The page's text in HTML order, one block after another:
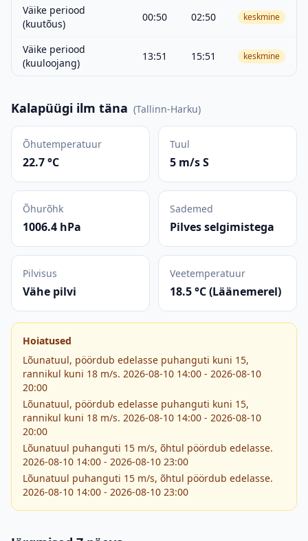
Väike periood
(kuutõus)
00:50 02:50 keskmine
Väike periood
(kuuloojang)
13:51 15:51 keskmine
Kalapüügi ilm täna (Tallinn-Harku)
Õhutemperatuur
22.7 °C
Tuul
5 m/s S
Õhurõhk
1006.4 hPa
Sademed
Pilves selgimistega
Pilvisus
Vähe pilvi
Veetemperatuur
18.5 °C (Läänemerel)
Hoiatused
Lõunatuul, pöördub edelasse puhanguti kuni 15,
rannikul kuni 18 m/s. 2026-08-10 14:00 - 2026-08-10
20:00
Lõunatuul, pöördub edelasse puhanguti kuni 15,
rannikul kuni 18 m/s. 2026-08-10 14:00 - 2026-08-10
20:00
Lõunatuul puhanguti 15 m/s, õhtul pöördub edelasse.
2026-08-10 14:00 - 2026-08-10 23:00
Lõunatuul puhanguti 15 m/s, õhtul pöördub edelasse.
2026-08-10 14:00 - 2026-08-10 23:00